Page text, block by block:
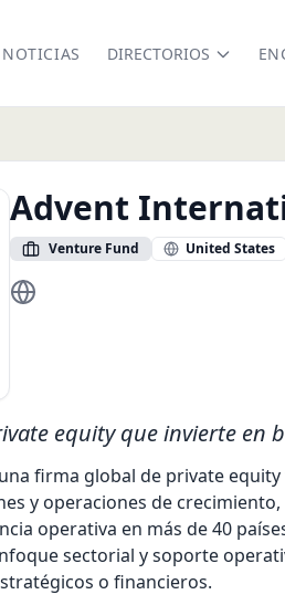
NOTICIAS DIRECTORIOS
Advent
Venture Fund United States
https://
equity que invierte en
firma global de private
y operaciones de
operativa en más de 40
sectorial y soporte
o financieros.